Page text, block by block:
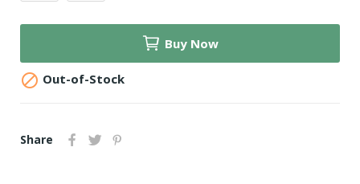
Buy Now
 Out-of-Stock
Share